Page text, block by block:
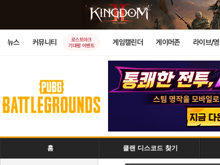
뉴스 커뮤니티
로스트아크
기대평 이벤트
게임캘린더 게이머존 라이브/
홈 클랜 디스코드 찾기